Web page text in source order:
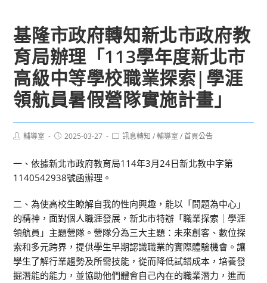
基隆市政府轉知新北市政府教
育局辦理「113學年度新北市
高級中等學校職業探索|學涯
領航員暑假營隊實施計畫」
Post輔導室
Post2025-03-27
Post訊息轉知 / 輔導室 / 首頁公告
一、依據新北市政府教育局114年3月24日新北教中字第
1140542938號函辦理。
二、為使高校生瞭解自我的性向興趣，能以「問題為中心」
的精神，面對個人職涯發展，新北市特辦「職業探索｜學涯
領航員」主題營隊。營隊分為三大主題：未來創客、數位探
索和多元跨界，提供學生早期認識職業的實際體驗機會。讓
學生了解行業趨勢及所需技能，從而降低試錯成本，培養發
掘潛能的能力，並協助他們體會自己內在的職業潛力，進而